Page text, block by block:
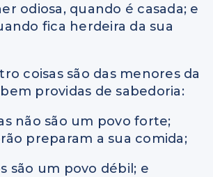
odiosa, quando é casada; e
fica herdeira da sua
coisas são das menores da
providas de sabedoria:
não são um povo forte;
preparam a sua comida;
são um povo débil; e